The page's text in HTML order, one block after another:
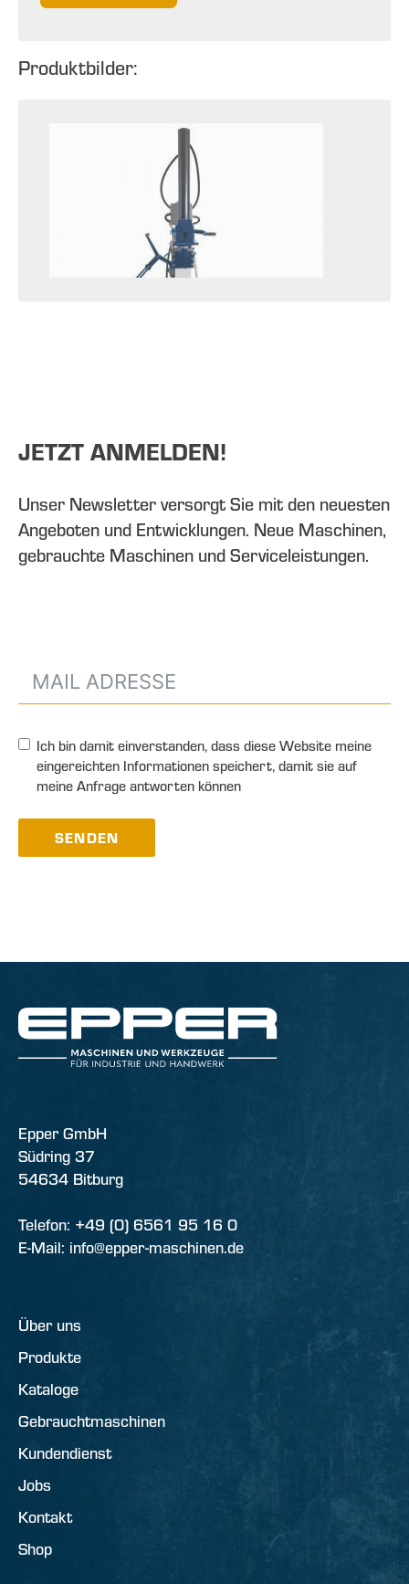
Produktbilder:
JETZT ANMELDEN!
Unser Newsletter versorgt Sie mit den neuesten
Angeboten und Entwicklungen. Neue Maschinen,
gebrauchte Maschinen und Serviceleistungen.
Ich bin damit einverstanden, dass diese Website meine
eingereichten Informationen speichert, damit sie auf
meine Anfrage antworten können
SENDEN
Epper GmbH
Südring 37
54634 Bitburg
Telefon: +49 (0) 6561 95 16 0
E-Mail: info@epper-maschinen.de
Über uns
Produkte
Kataloge
Gebrauchtmaschinen
Kundendienst
Jobs
Kontakt
Shop